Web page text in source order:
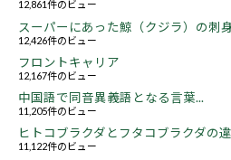
12,861件のビュー
スーパーにあった鯨（クジラ）の刺
12,426件のビュー
フロントキャリア
12,167件のビュー
中国語で同音異義語となる言葉...
11,205件のビュー
ヒトコブラクダとフタコブラクダの
11,122件のビュー